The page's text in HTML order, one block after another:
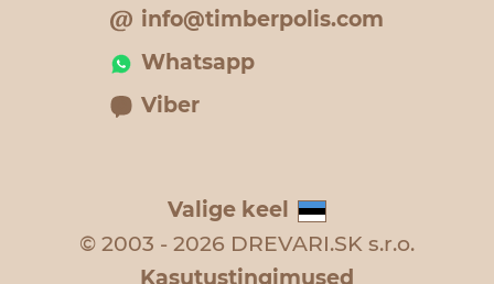
info@timberpolis.com
Whatsapp
Viber
Valige keel
© 2003 - 2026 DREVARI.SK s.r.o.
Kasutustingimused